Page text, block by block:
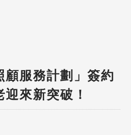
顧服務計劃」簽約
來新突破！